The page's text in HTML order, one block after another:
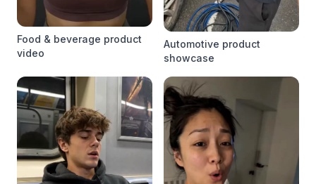
Food & beverage product
video
Automotive product
showcase